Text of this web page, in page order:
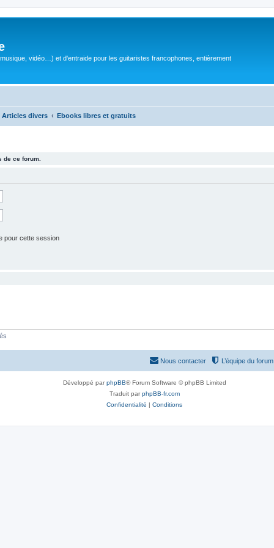
vidéo…) et d'entraide pour les guitaristes francophones, entièrement
Articles divers Ebooks libres et gratuits
de ce forum.
pour cette session
L’équipe du forum
Nous contacter
Développé parphpBB® Forum Software © phpBB Limited
Traduit parphpBB-fr.com
Confidentialité | Conditions